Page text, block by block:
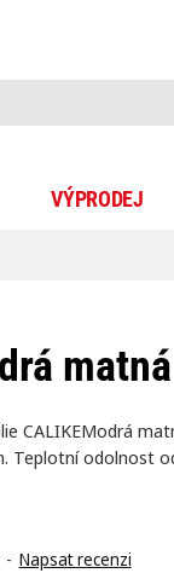
VÝPRODEJ
CALIKEModrá
Teplotní odolnost
- Napsat recenzi